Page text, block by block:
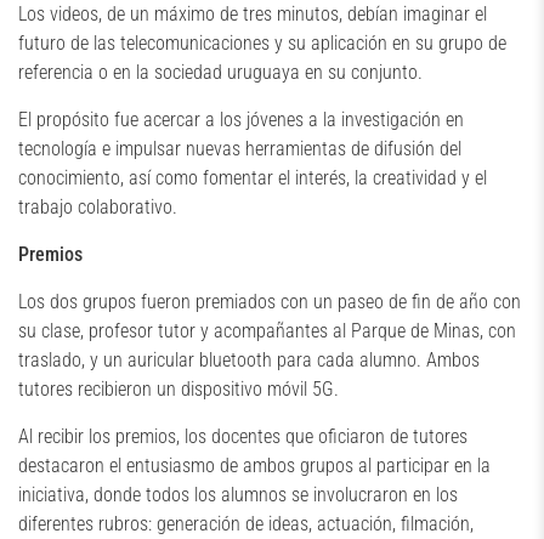
Los videos, de un máximo de tres minutos, debían imaginar el
futuro de las telecomunicaciones y su aplicación en su grupo de
referencia o en la sociedad uruguaya en su conjunto.
El propósito fue acercar a los jóvenes a la investigación en
tecnología e impulsar nuevas herramientas de difusión del
conocimiento, así como fomentar el interés, la creatividad y el
trabajo colaborativo.
Premios
Los dos grupos fueron premiados con un paseo de fin de año con
su clase, profesor tutor y acompañantes al Parque de Minas, con
traslado, y un auricular bluetooth para cada alumno. Ambos
tutores recibieron un dispositivo móvil 5G.
Al recibir los premios, los docentes que oficiaron de tutores
destacaron el entusiasmo de ambos grupos al participar en la
iniciativa, donde todos los alumnos se involucraron en los
diferentes rubros: generación de ideas, actuación, filmación,